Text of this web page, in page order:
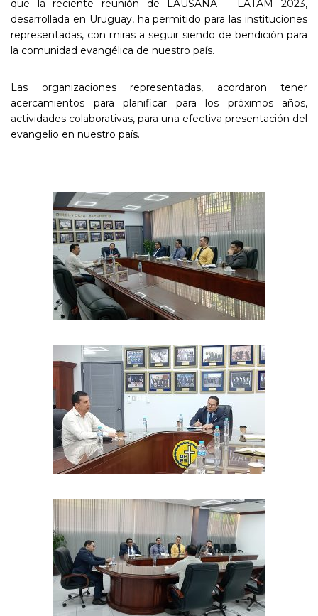
que la reciente reunión de LAUSANA – LATAM 2023,
desarrollada en Uruguay, ha permitido para las instituciones
representadas, con miras a seguir siendo de bendición para
la comunidad evangélica de nuestro país.
Las organizaciones representadas, acordaron tener
acercamientos para planificar para los próximos años,
actividades colaborativas, para una efectiva presentación del
evangelio en nuestro país.